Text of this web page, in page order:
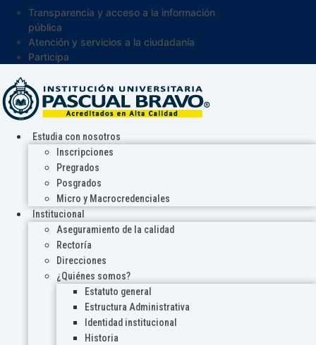
Transparencia y acceso a la información
pública
Atención y servicios a la ciudadanía
Participa
Estudia con nosotros
Inscripciones
Pregrados
Posgrados
Micro y Macrocredenciales
Institucional
Aseguramiento de la calidad
Rectoría
Direcciones
¿Quiénes somos?
Estatuto general
Estructura Administrativa
Identidad institucional
Historia